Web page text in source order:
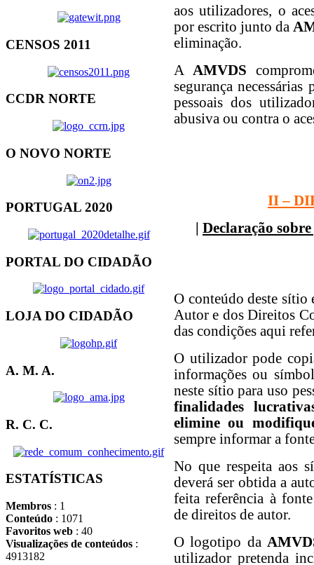
CENSOS 2011
CCDR NORTE
O NOVO NORTE
PORTUGAL 2020
PORTAL DO CIDADÃO
LOJA DO CIDADÃO
A. M. A.
R. C. C.
ESTATÍSTICAS
Membros : 1
Conteúdo : 1071
Favoritos web : 40
Visualizações de conteúdos :
4913182
aos utilizadores, o
por escrito junto da
eliminação.
A AMVDS
segurança
pessoais dos
abusiva ou contra o
II –
Declaração
O conteúdo deste
Autor e dos Direitos
das condições aqui
O utilizador pode
informações ou
neste sítio para uso
finalidades
elimine ou
sempre informar a
No que respeita aos
deverá ser obtida a
feita referência à
de direitos de autor.
O logotipo da
utilizador pretenda